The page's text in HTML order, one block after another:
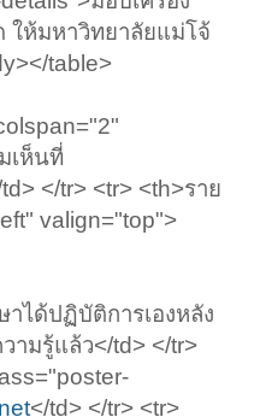
ให้มหาวิทยาลัยแม่โจ้
table>
เห็นที่
</tr> <tr> <th>ราย
valign="top">
ได้ปฏิบัติการเองหลัง
ามรู้แล้ว</td> </tr>
</td> </tr> <tr>